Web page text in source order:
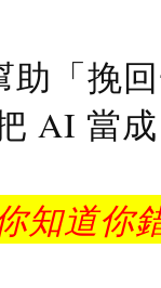
「挽
AI 當
知道你